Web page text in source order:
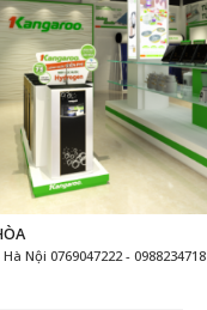
Nội 0769047222 - 0988234718